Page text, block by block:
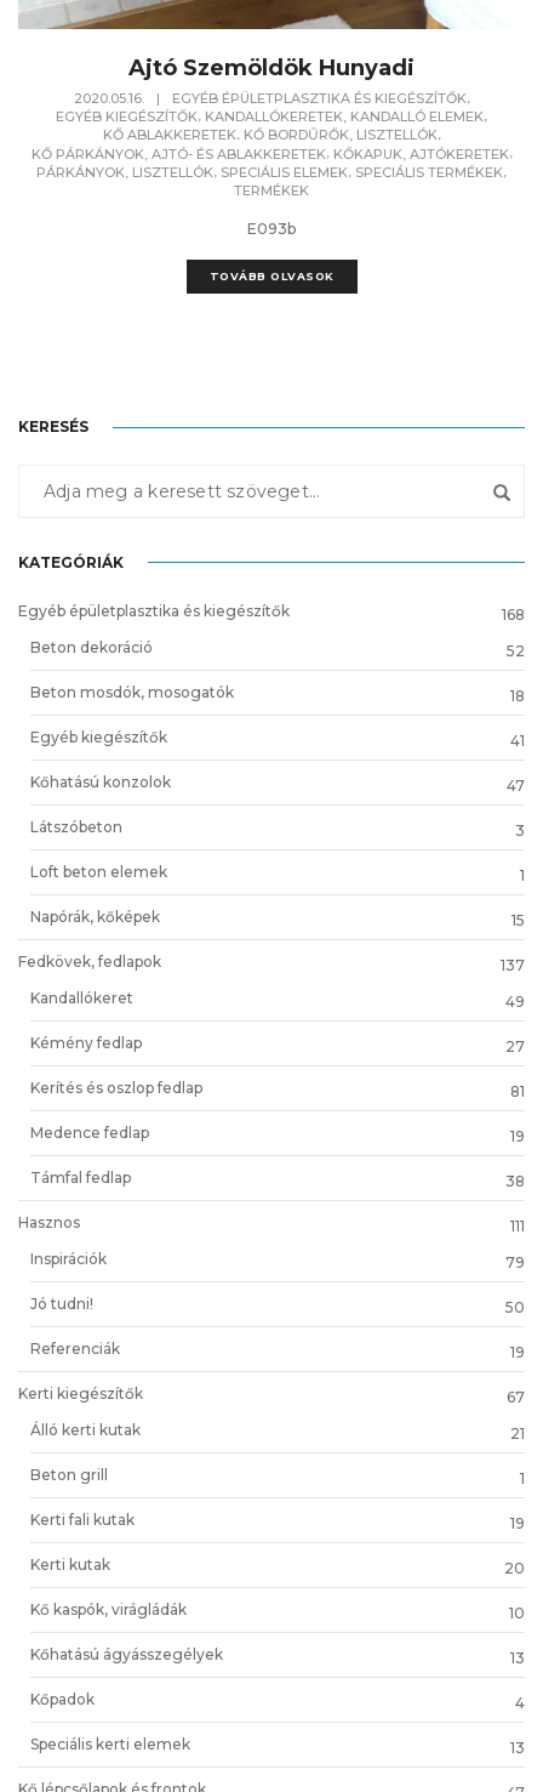
Ajtó Szemöldök Hunyadi
2020.05.16. | EGYÉB ÉPÜLETPLASZTIKA ÉS KIEGÉSZÍTŐK,
EGYÉB KIEGÉSZÍTŐK, KANDALLÓKERETEK, KANDALLÓ ELEMEK,
KŐ ABLAKKERETEK, KŐ BORDŰRŐK, LISZTELLÓK,
KŐ PÁRKÁNYOK, AJTÓ- ÉS ABLAKKERETEK, KŐKAPUK, AJTÓKERETEK,
PÁRKÁNYOK, LISZTELLÓK SPECIÁLIS ELEMEK SPECIÁLIS TERMÉKEK
TERMÉKEK
E093b
TOVÁBB OLVASOK
KERESÉS
KATEGÓRIÁK
Egyéb épületplasztika és kiegészítők
168
Beton dekoráció
52
Beton mosdók, mosogatók 18
Egyéb kiegészítők 41
Kőhatású konzolok 47
Látszóbeton 3
Loft beton elemek 1
Napórák, kőképek 15
Fedkövek, fedlapok
137
Kandallókeret
49
Kémény fedlap 27
Kerítés és oszlop fedlap 81
Medence fedlap 19
Támfal fedlap 38
Hasznos
111
Inspirációk
79
Jó tudni! 50
Referenciák 19
Kerti kiegészítők
67
Álló kerti kutak
21
Beton grill 1
Kerti fali kutak 19
Kerti kutak 20
Kő kaspók, virágládák 10
Kőhatású ágyásszegélyek 13
Kőpadok 4
Speciális kerti elemek 13